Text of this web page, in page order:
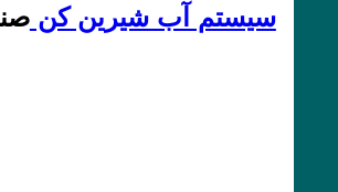
سیستم آب شیرین کن